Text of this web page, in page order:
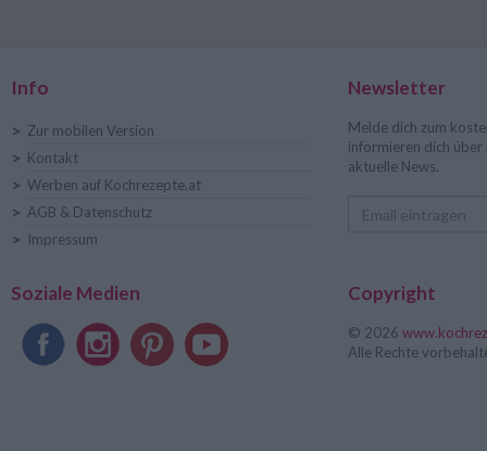
Info
> Zur mobilen Version
> Kontakt
> Werben auf Kochrezepte.at
> AGB & Datenschutz
> Impressum
Newsletter
Melde dich zum
informieren dich über
aktuelle News.
Soziale Medien Copyright
© 2026
Alle Rechte